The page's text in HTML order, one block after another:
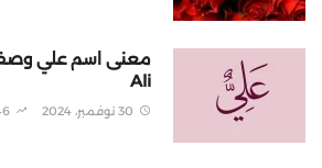
معنى اسم علي
Ali
30 نوفمبر، 2024